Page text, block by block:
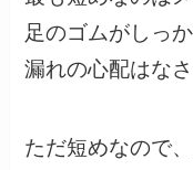
足のゴムがしっ
漏れの心配はなさ
ただ短めなので